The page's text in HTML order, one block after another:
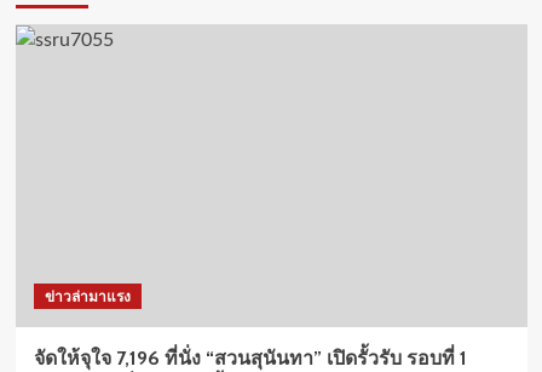
ข่าวล่ามาแรง
จัดให้จุใจ 7,196 ที่นั่ง “สวนสุนันทา” เปิดรั้วรับ รอบที่ 1